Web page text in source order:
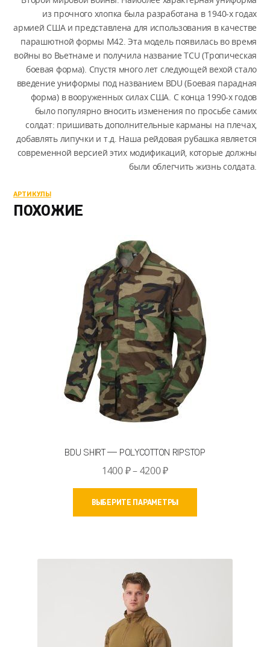
из прочного хлопка была разработана в 1940-х годах
армией США и представлена для использования в качестве
парашютной формы M42. Эта модель появилась во время
войны во Вьетнаме и получила название TCU (Тропическая
боевая форма). Спустя много лет следующей вехой стало
введение униформы под названием BDU (Боевая парадная
форма) в вооруженных силах США. С конца 1990-х годов
было популярно вносить изменения по просьбе самих
солдат: пришивать дополнительные карманы на плечах,
добавлять липучки и т.д. Наша рейдовая рубашка является
современной версией этих модификаций, которые должны
были облегчить жизнь солдата.
АРТИКУЛЫ
ПОХОЖИЕ
BDU SHIRT — POLYCOTTON RIPSTOP
1400₽–4200₽Диапазон
цен:
1400 ₽
–
ВЫБЕРИТЕ ПАРАМЕТРЫ